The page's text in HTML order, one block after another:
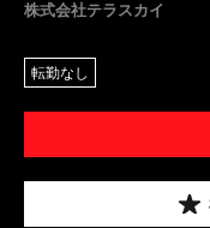
株式会社テラスカイ
転勤なし